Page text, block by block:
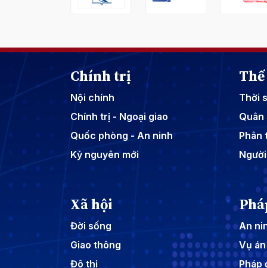
Chính trị
Nội chính
Chính trị - Ngoại giao
Quốc phòng - An ninh
Kỷ nguyên mới
Thời
Quân
Phân
Xã hội
Đời sống
Giao thông
Đô thị
An
Vụ án
Pháp